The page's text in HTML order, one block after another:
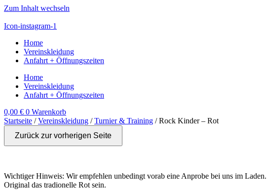
Zum Inhalt wechseln
Icon-instagram-1
Home
Vereinskleidung
Anfahrt + Öffnungszeiten
Home
Vereinskleidung
Anfahrt + Öffnungszeiten
0,00 € 0 Warenkorb
Startseite /Vereinskleidung /Turnier & Training / Rock Kinder – Rot
Zurück zur vorherigen Seite
Wichtiger Hinweis: Wir empfehlen unbedingt vorab eine Anprobe bei uns im
Original das tradionelle Rot sein.